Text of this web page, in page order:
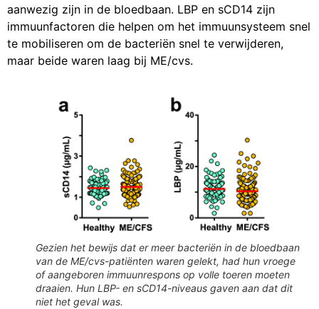
aanwezig zijn in de bloedbaan. LBP en sCD14 zijn
immuunfactoren die helpen om het immuunsysteem snel
te mobiliseren om de bacteriën snel te verwijderen,
maar beide waren laag bij ME/cvs.
Gezien het bewijs dat er meer bacteriën in de bloedbaan
van de ME/cvs-patiënten waren gelekt, had hun vroege
of aangeboren immuunrespons op volle toeren moeten
draaien. Hun LBP- en sCD14-niveaus gaven aan dat dit
niet het geval was.